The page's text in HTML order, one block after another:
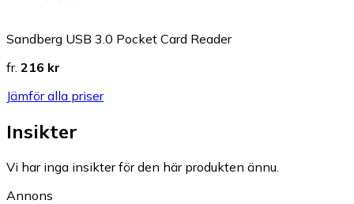
Sandberg USB 3.0 Pocket Card Reader
fr. 216 kr
Jämför alla priser
Insikter
Vi har inga insikter för den här produkten ännu.
Annons